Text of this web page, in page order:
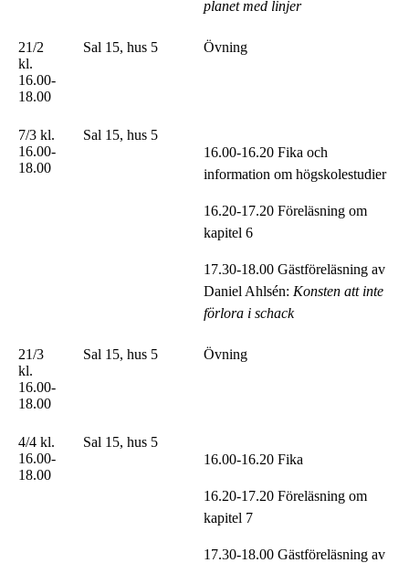
planet med linjer
21/2
kl.
16.00-
18.00
Sal 15, hus 5 Övning
7/3 kl.
16.00-
18.00
Sal 15, hus 5
16.00-16.20 Fika och
information om högskolestudier
16.20-17.20 Föreläsning om
kapitel 6
17.30-18.00 Gästföreläsning av
Daniel Ahlsén: Konsten att inte
förlora i schack
21/3
kl.
16.00-
18.00
Sal 15, hus 5 Övning
4/4 kl.
16.00-
18.00
Sal 15, hus 5
16.00-16.20 Fika
16.20-17.20 Föreläsning om
kapitel 7
17.30-18.00 Gästföreläsning av